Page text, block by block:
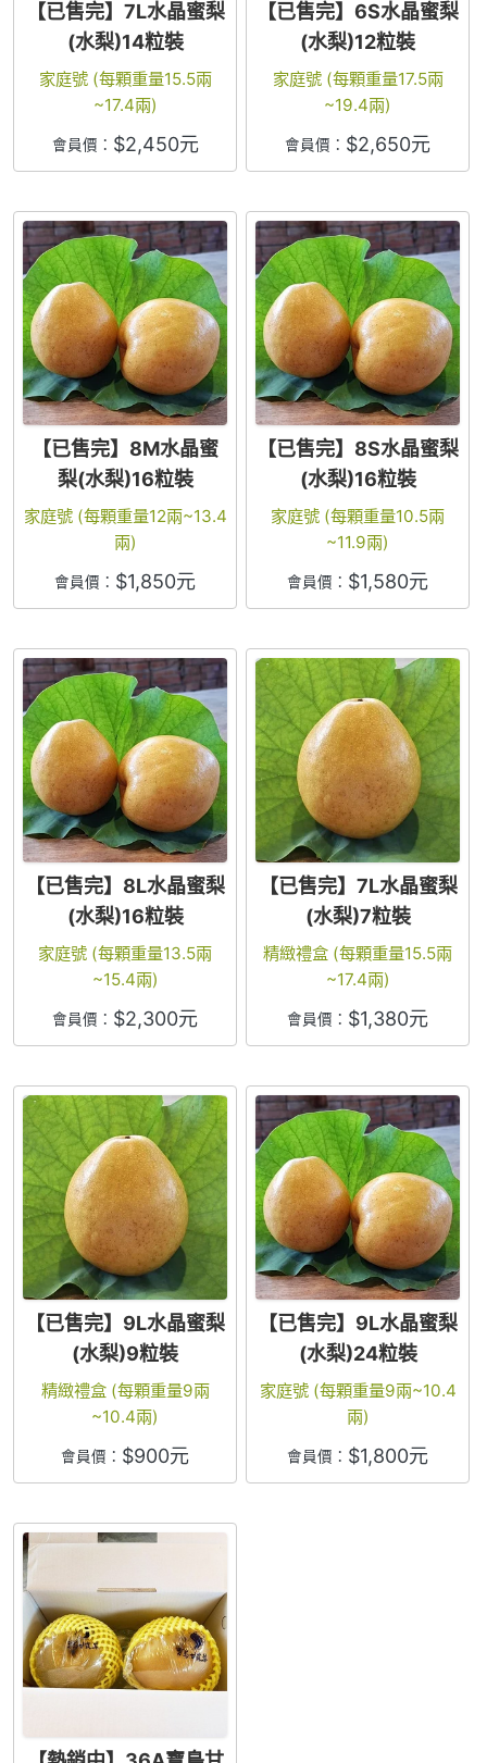
【已售完】7L水晶蜜梨
(水梨)14粒裝
家庭號 (每顆重量15.5兩
~17.4兩)
會員價： $2,450元
【已售完】6S水晶蜜梨
(水梨)12粒裝
家庭號 (每顆重量17.5兩
~19.4兩)
會員價： $2,650元
【已售完】8M水晶蜜
梨(水梨)16粒裝
家庭號 (每顆重量12兩~13.4
兩)
會員價： $1,850元
【已售完】8S水晶蜜梨
(水梨)16粒裝
家庭號 (每顆重量10.5兩
~11.9兩)
會員價： $1,580元
【已售完】8L水晶蜜梨
(水梨)16粒裝
家庭號 (每顆重量13.5兩
~15.4兩)
會員價： $2,300元
【已售完】7L水晶蜜梨
(水梨)7粒裝
精緻禮盒 (每顆重量15.5兩
~17.4兩)
會員價： $1,380元
【已售完】9L水晶蜜梨
(水梨)9粒裝
精緻禮盒 (每顆重量9兩
~10.4兩)
會員價： $900元
【已售完】9L水晶蜜梨
(水梨)24粒裝
家庭號 (每顆重量9兩~10.4
兩)
會員價： $1,800元